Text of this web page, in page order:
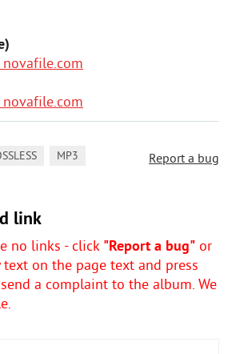
Report a bug
MP3
link
no links - click "Report a bug" or
text on the page text and press
a complaint to the album. We